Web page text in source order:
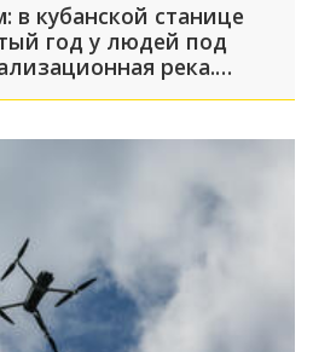
в кубанской станице
год у людей под
река.
Что